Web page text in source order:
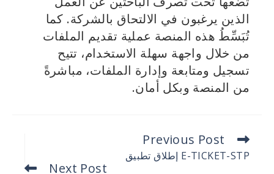
الذين يرغبون في الالتحاق بالشركة. كما
تُبَسِّطُ هذه المنصة عملية تقديم الملفات
من خلال واجهة سهلة الاستخدام، تتيح
تسجيل ومتابعة وإدارة الملفات، مباشرةً
من المنصة وبكل أمان.
Previous Post
E-TICKET-STP إطلاق تطبيق
Next Post